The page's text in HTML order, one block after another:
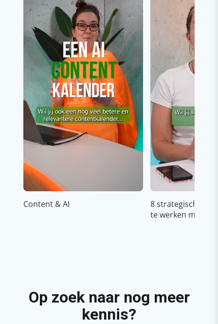
Content & AI
8 strategische
te werken met
Op zoek naar nog meer
kennis?